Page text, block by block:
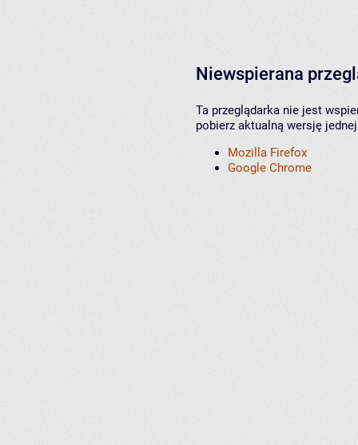
Niewspierana
Ta przeglądarka nie jest
pobierz aktualną wersję
Mozilla Firefox
Google Chrome